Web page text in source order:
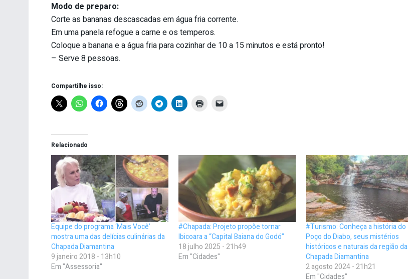
Modo de preparo:
Corte as bananas descascadas em água fria corrente.
Em uma panela refogue a carne e os temperos.
Coloque a banana e a água fria para cozinhar de 10 a 15 minutos e está pronto!
– Serve 8 pessoas.
Compartilhe isso:
Relacionado
Equipe do programa ‘Mais Você’
mostra uma das delícias culinárias da
Chapada Diamantina
9 janeiro 2018 - 13h10
Em "Assessoria"
#Chapada: Projeto propõe tornar
Ibicoara a “Capital Baiana do Godó”
18 julho 2025 - 21h49
Em "Cidades"
#Turismo: Conheça a história do
Poço do Diabo, seus mistérios
históricos e naturais da região da
Chapada Diamantina
2 agosto 2024 - 21h21
Em "Cidades"